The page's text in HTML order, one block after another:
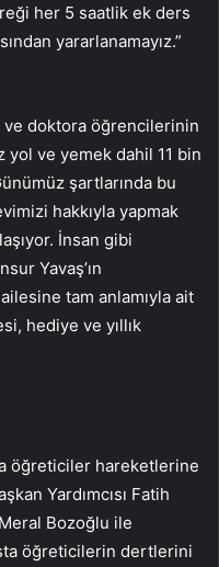
her 5 saatlik ek ders
yararlanamayız.”
ve doktora öğrencilerinin
yol ve yemek dahil 11 bin
şartlarında bu
hakkıyla yapmak
İnsan gibi
Yavaş’ın
tam anlamıyla ait
hediye ve yıllık
öğreticiler hareketlerine
Yardımcısı Fatih
Bozoğlu ile
öğreticilerin dertlerini